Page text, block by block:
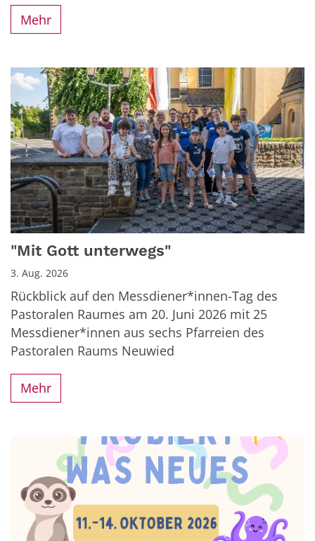
Mehr
"Mit Gott unterwegs"
3. Aug. 2026
Rückblick auf den Messdiener*innen-Tag des
Pastoralen Raumes am 20. Juni 2026 mit 25
Messdiener*innen aus sechs Pfarreien des
Pastoralen Raums Neuwied
Mehr